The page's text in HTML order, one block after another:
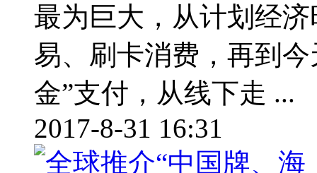
最为巨大，从计划经
易、刷卡消费，再到
金”支付，从线下走 ...
2017-8-31 16:31